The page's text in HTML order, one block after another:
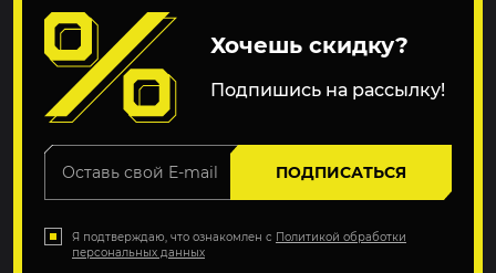
Хочешь скидку?
Подпишись на рассылку!
ПОДПИСАТЬСЯ
Я подтверждаю, что ознакомлен с Политикой обработки
персональных данных